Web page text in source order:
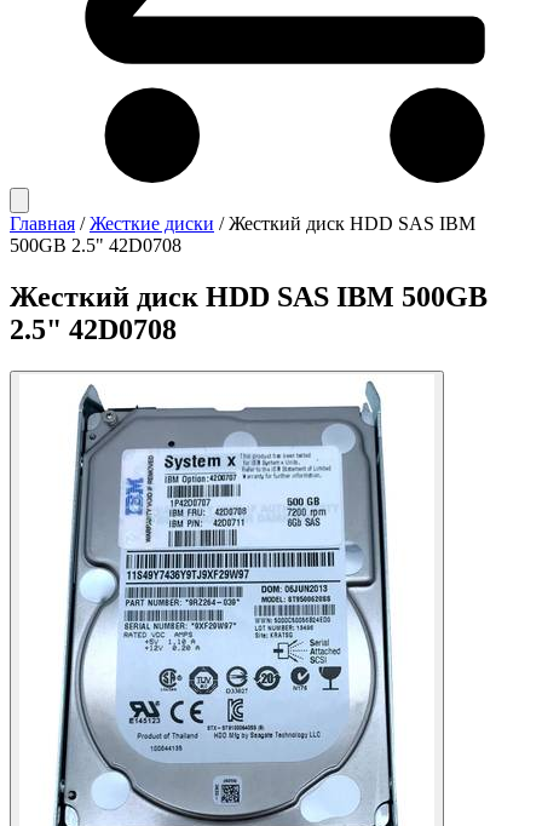
Главная / Жесткие диски / Жесткий диск HDD SAS IBM
500GB 2.5" 42D0708
Жесткий диск HDD SAS IBM 500GB
2.5" 42D0708